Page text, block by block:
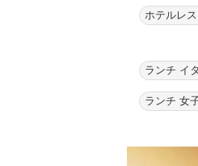
ホテルレ
ランチ イ
ランチ 女